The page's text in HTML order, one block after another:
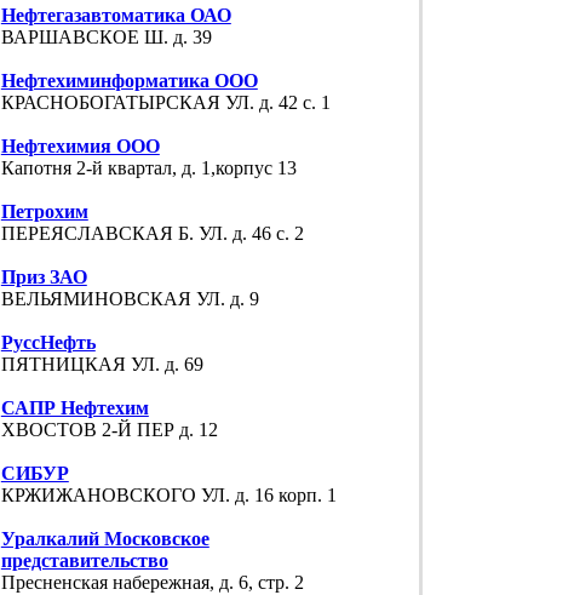
Нефтегазавтоматика ОАО
ВАРШАВСКОЕ Ш. д. 39
Нефтехиминформатика ООО
КРАСНОБОГАТЫРСКАЯ УЛ. д. 42 с. 1
Нефтехимия ООО
Капотня 2-й квартал, д. 1,корпус 13
Петрохим
ПЕРЕЯСЛАВСКАЯ Б. УЛ. д. 46 с. 2
Приз ЗАО
ВЕЛЬЯМИНОВСКАЯ УЛ. д. 9
РуссНефть
ПЯТНИЦКАЯ УЛ. д. 69
САПР Нефтехим
ХВОСТОВ 2-Й ПЕР д. 12
СИБУР
КРЖИЖАНОВСКОГО УЛ. д. 16 корп. 1
Уралкалий Московское
представительство
Пресненская набережная, д. 6, стр. 2